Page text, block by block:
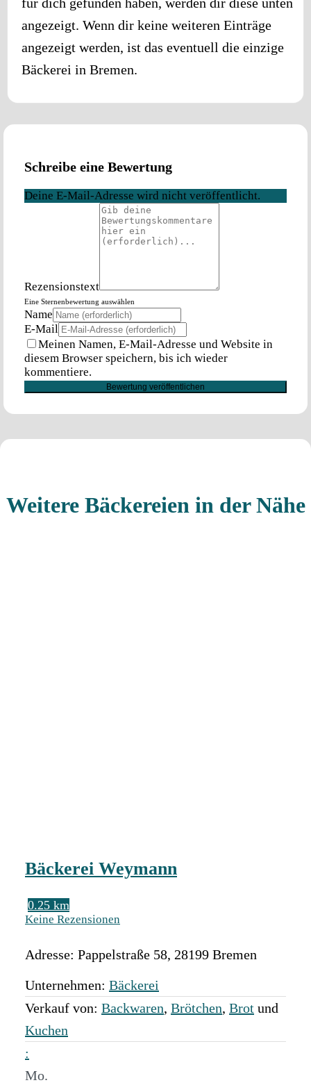
angezeigt. Wenn dir keine weiteren Einträge
angezeigt werden, ist das eventuell die einzige
Bäckerei in Bremen.
Schreibe eine Bewertung
Deine E-Mail-Adresse wird nicht veröffentlicht.
Rezensionstext
Eine Sternenbewertung auswählen
Name
E-Mail
Meinen Namen, E-Mail-Adresse und Website in
diesem Browser speichern, bis ich wieder
kommentiere.
Weitere Bäckereien in der Nähe
Bäckerei Weymann
0.25 km
Keine Rezensionen
Adresse: Pappelstraße 58, 28199 Bremen
Unternehmen: Bäckerei
Verkauf von: Backwaren, Brötchen, Brot und
Kuchen
:
Mo.